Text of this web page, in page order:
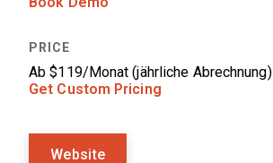
Ab $119/Monat (jährliche Abrechnung)
Get Custom Pricing
Website